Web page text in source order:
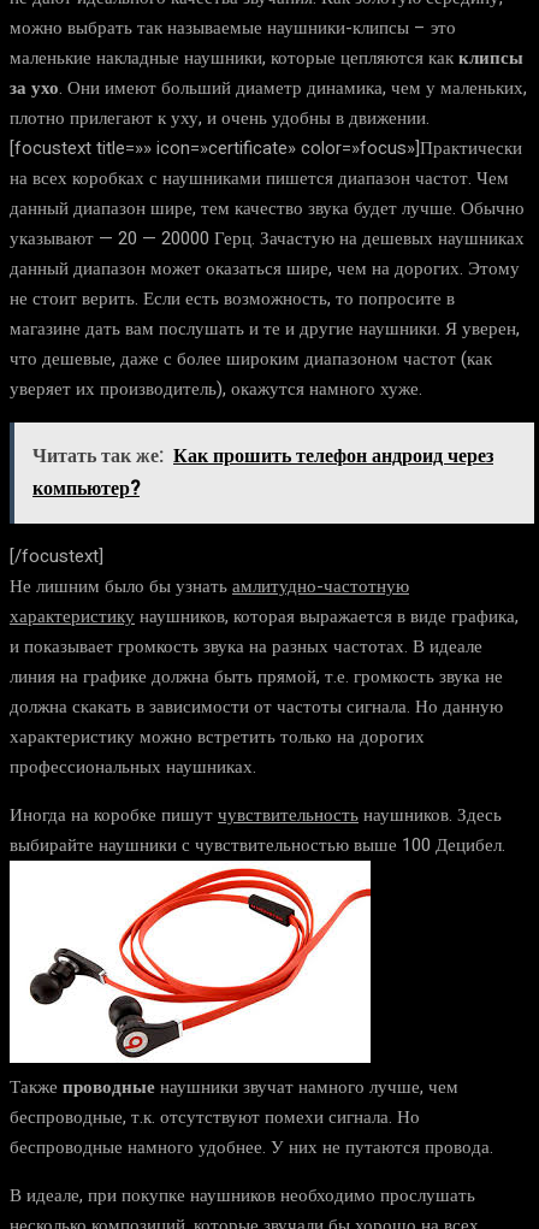
можно выбрать так называемые наушники-клипсы – это
маленькие накладные наушники, которые цепляются какклипсы
за ухо. Они имеют больший диаметр динамика, чем у маленьких,
плотно прилегают к уху, и очень удобны в движении.
[focustext title=»» icon=»certificate» color=»focus»]Практически
на всех коробках с наушниками пишется диапазон частот. Чем
данный диапазон шире, тем качество звука будет лучше. Обычно
указывают — 20 — 20000 Герц. Зачастую на дешевых наушниках
данный диапазон может оказаться шире, чем на дорогих. Этому
не стоит верить. Если есть возможность, то попросите в
магазине дать вам послушать и те и другие наушники. Я уверен,
что дешевые, даже с более широким диапазоном частот (как
уверяет их производитель), окажутся намного хуже.
Читать так же: Как прошить телефон андроид через
компьютер?
[/focustext]
Не лишним было бы узнатьамлитудно-частотную
характеристикунаушников, которая выражается в виде графика,
и показывает громкость звука на разных частотах. В идеале
линия на графике должна быть прямой, т.е. громкость звука не
должна скакать в зависимости от частоты сигнала. Но данную
характеристику можно встретить только на дорогих
профессиональных наушниках.
Иногда на коробке пишутчувствительностьнаушников. Здесь
выбирайте наушники с чувствительностью выше 100 Децибел.
Также проводныенаушники звучат намного лучше, чем
беспроводные, т.к. отсутствуют помехи сигнала. Но
беспроводные намного удобнее. У них не путаются провода.
В идеале, при покупке наушников необходимо прослушать